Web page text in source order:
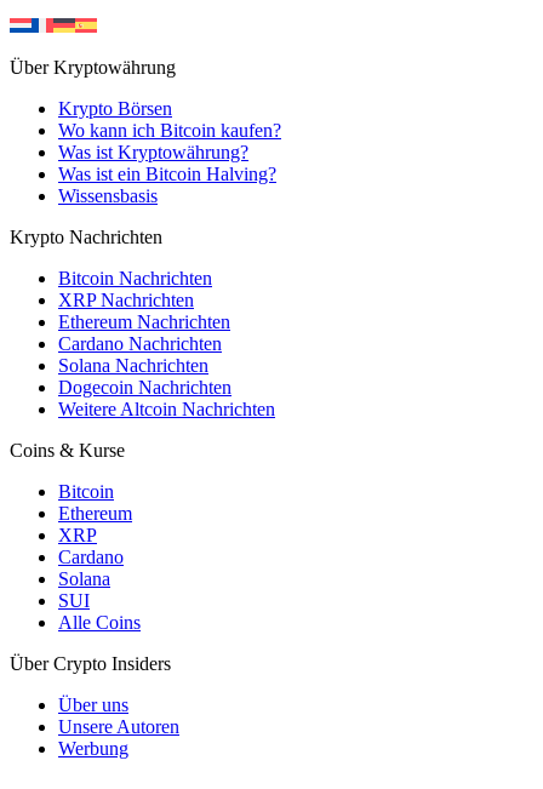
Über Kryptowährung
Krypto Börsen
Wo kann ich Bitcoin kaufen?
Was ist Kryptowährung?
Was ist ein Bitcoin Halving?
Wissensbasis
Krypto Nachrichten
Bitcoin Nachrichten
XRP Nachrichten
Ethereum Nachrichten
Cardano Nachrichten
Solana Nachrichten
Dogecoin Nachrichten
Weitere Altcoin Nachrichten
Coins & Kurse
Bitcoin
Ethereum
XRP
Cardano
Solana
SUI
Alle Coins
Über Crypto Insiders
Über uns
Unsere Autoren
Werbung